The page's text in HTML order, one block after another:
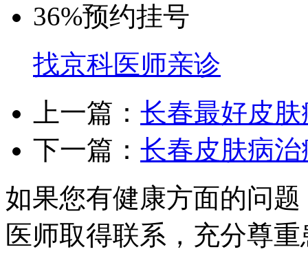
36%预约挂号
找京科医师亲诊
上一篇： 长春最好皮
下一篇： 长春皮肤病
如果您有健康方面的问
医师取得联系，充分尊